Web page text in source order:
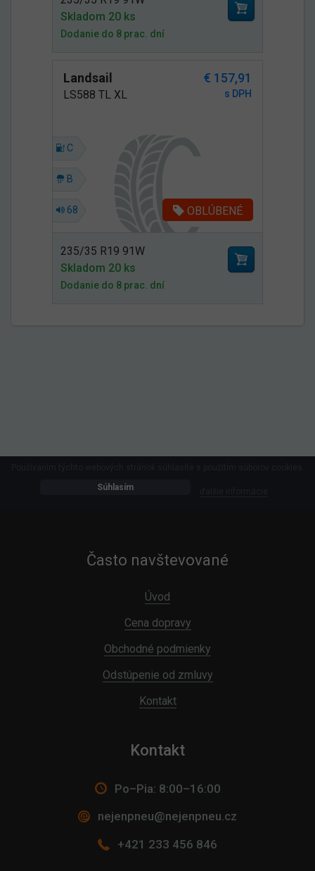
Skladom 20 ks
Dodanie do 8 prac. dní
Landsail € 157,91
LS588 TL XL s DPH
C
B
68 OBLÚBENÉ
235/35 R19 91W
Skladom 20 ks
Dodanie do 8 prac. dní
Súhlasím
Často navštevované
Úvod
Cena dopravy
Obchodné podmienky
Odstúpenie od zmluvy
Kontakt
Kontakt
Po–Pia: 8:00–16:00
nejenpneu@nejenpneu.cz
+421 233 456 846